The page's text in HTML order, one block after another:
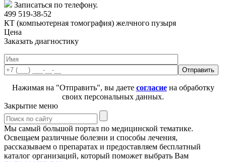
Записаться по телефону.
499 519-38-52
КТ (компьютерная томография) желчного пузыря
Цена
Заказать диагностику
Нажимая на "Отправить", вы даете согласиена обработку
своих персональных данных.
Закрытие меню
Мы самый большой портал по медицинской тематике.
Освещаем различные болезни и способы лечения,
рассказываем о препаратах и предоставляем бесплатный
каталог организаций, который поможет выбрать Вам